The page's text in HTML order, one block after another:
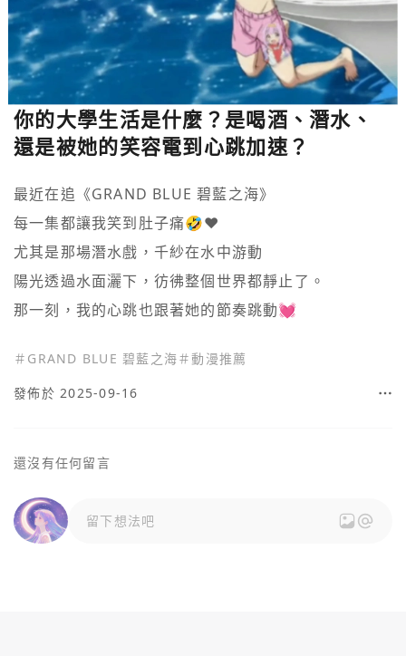
你的大學生活是什麼？是喝酒、潛水、
還是被她的笑容電到心跳加速？
最近在追《GRAND BLUE 碧藍之海》
每一集都讓我笑到肚子痛🤣❤️
尤其是那場潛水戲，千紗在水中游動
陽光透過水面灑下，彷彿整個世界都靜止了。
＃ GRAND BLUE 碧藍之海＃動漫推薦
發佈於 2025-09-16
還沒有任何留言
留下想法吧